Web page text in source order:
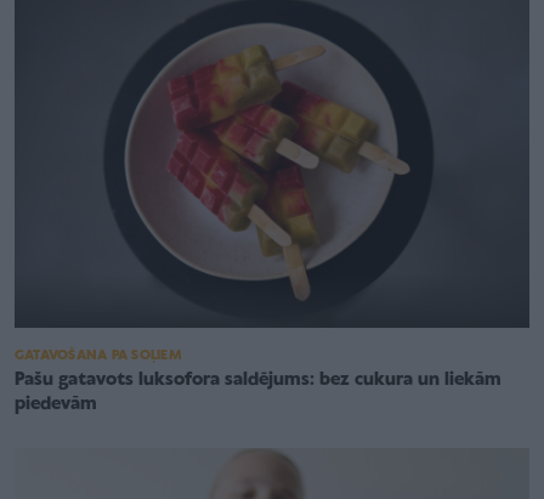
GATAVOŠANA PA SOĻIEM
Pašu gatavots luksofora saldējums: bez cukura un liekām
piedevām